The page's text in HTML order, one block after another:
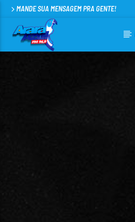
MANDE SUA MENSAGEM PRA GENTE!